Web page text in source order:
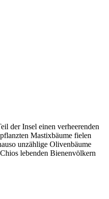
der Insel einen verheerenden
Mastixbäume fielen
unzählige Olivenbäume
lebenden Bienenvölkern